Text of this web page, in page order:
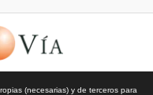
(necesarias) y de terceros para